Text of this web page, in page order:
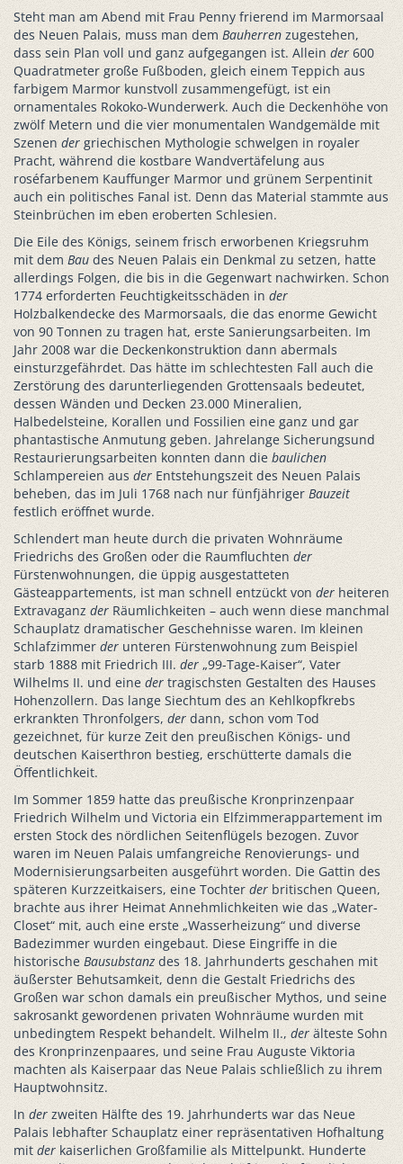
Steht man am Abend mit Frau Penny frierend im Marmorsaal
des Neuen Palais, muss man dem Bauherren zugestehen,
dass sein Plan voll und ganz aufgegangen ist. Allein der 600
Quadratmeter große Fußboden, gleich einem Teppich aus
farbigem Marmor kunstvoll zusammengefügt, ist ein
ornamentales Rokoko-Wunderwerk. Auch die Deckenhöhe von
zwölf Metern und die vier monumentalen Wandgemälde mit
Szenen der griechischen Mythologie schwelgen in royaler
Pracht, während die kostbare Wandvertäfelung aus
roséfarbenem Kauffunger Marmor und grünem Serpentinit
auch ein politisches Fanal ist. Denn das Material stammte aus
Steinbrüchen im eben eroberten Schlesien.
Die Eile des Königs, seinem frisch erworbenen Kriegsruhm
mit dem Bau des Neuen Palais ein Denkmal zu setzen, hatte
allerdings Folgen, die bis in die Gegenwart nachwirken. Schon
1774 erforderten Feuchtigkeitsschäden in der
Holzbalkendecke des Marmorsaals, die das enorme Gewicht
von 90 Tonnen zu tragen hat, erste Sanierungsarbeiten. Im
Jahr 2008 war die Deckenkonstruktion dann abermals
einsturzgefährdet. Das hätte im schlechtesten Fall auch die
Zerstörung des darunterliegenden Grottensaals bedeutet,
dessen Wänden und Decken 23.000 Mineralien,
Halbedelsteine, Korallen und Fossilien eine ganz und gar
phantastische Anmutung geben. Jahrelange Sicherungsund
Restaurierungsarbeiten konnten dann die baulichen
Schlampereien aus der Entstehungszeit des Neuen Palais
beheben, das im Juli 1768 nach nur fünfjähriger Bauzeit
festlich eröffnet wurde.
Schlendert man heute durch die privaten Wohnräume
Friedrichs des Großen oder die Raumfluchten der
Fürstenwohnungen, die üppig ausgestatteten
Gästeappartements, ist man schnell entzückt von der heiteren
Extravaganz der Räumlichkeiten – auch wenn diese manchmal
Schauplatz dramatischer Geschehnisse waren. Im kleinen
Schlafzimmer der unteren Fürstenwohnung zum Beispiel
starb 1888 mit Friedrich III. der „99-Tage-Kaiser“, Vater
Wilhelms II. und eine der tragischsten Gestalten des Hauses
Hohenzollern. Das lange Siechtum des an Kehlkopfkrebs
erkrankten Thronfolgers, der dann, schon vom Tod
gezeichnet, für kurze Zeit den preußischen Königs- und
deutschen Kaiserthron bestieg, erschütterte damals die
Öffentlichkeit.
Im Sommer 1859 hatte das preußische Kronprinzenpaar
Friedrich Wilhelm und Victoria ein Elfzimmerappartement im
ersten Stock des nördlichen Seitenflügels bezogen. Zuvor
waren im Neuen Palais umfangreiche Renovierungs- und
Modernisierungsarbeiten ausgeführt worden. Die Gattin des
späteren Kurzzeitkaisers, eine Tochter der britischen Queen,
brachte aus ihrer Heimat Annehmlichkeiten wie das „Water-
Closet“ mit, auch eine erste „Wasserheizung“ und diverse
Badezimmer wurden eingebaut. Diese Eingriffe in die
historische Bausubstanz des 18. Jahrhunderts geschahen mit
äußerster Behutsamkeit, denn die Gestalt Friedrichs des
Großen war schon damals ein preußischer Mythos, und seine
sakrosankt gewordenen privaten Wohnräume wurden mit
unbedingtem Respekt behandelt. Wilhelm II., der älteste Sohn
des Kronprinzenpaares, und seine Frau Auguste Viktoria
machten als Kaiserpaar das Neue Palais schließlich zu ihrem
Hauptwohnsitz.
In der zweiten Hälfte des 19. Jahrhunderts war das Neue
Palais lebhafter Schauplatz einer repräsentativen Hofhaltung
mit der kaiserlichen Großfamilie als Mittelpunkt. Hunderte